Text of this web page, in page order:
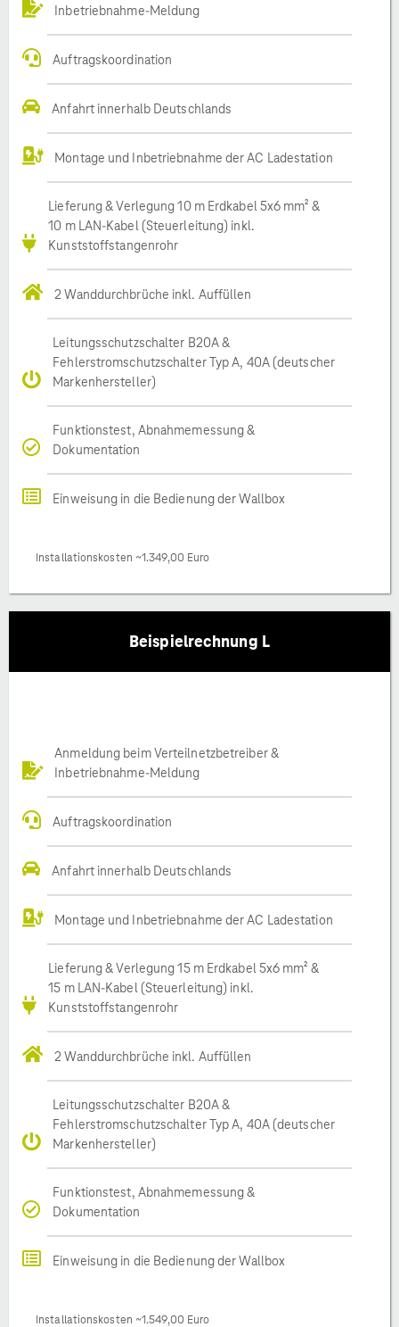
Inbetriebnahme-Meldung
Auftragskoordination
Anfahrt innerhalb Deutschlands
Montage und Inbetriebnahme der AC Ladestation
Lieferung & Verlegung 10 m Erdkabel 5x6 mm² &
10 m LAN-Kabel (Steuerleitung) inkl.
Kunststoffstangenrohr
2 Wanddurchbrüche inkl. Auffüllen
Leitungsschutzschalter B20A &
Fehlerstromschutzschalter Typ A, 40A (deutscher
Markenhersteller)
Funktionstest, Abnahmemessung &
Dokumentation
Einweisung in die Bedienung der Wallbox
Installationskosten ~1.349,00 Euro
Beispielrechnung L
Anmeldung beim Verteilnetzbetreiber &
Inbetriebnahme-Meldung
Auftragskoordination
Anfahrt innerhalb Deutschlands
Montage und Inbetriebnahme der AC Ladestation
Lieferung & Verlegung 15 m Erdkabel 5x6 mm² &
15 m LAN-Kabel (Steuerleitung) inkl.
Kunststoffstangenrohr
2 Wanddurchbrüche inkl. Auffüllen
Leitungsschutzschalter B20A &
Fehlerstromschutzschalter Typ A, 40A (deutscher
Markenhersteller)
Funktionstest, Abnahmemessung &
Dokumentation
Einweisung in die Bedienung der Wallbox
Installationskosten ~1.549,00 Euro